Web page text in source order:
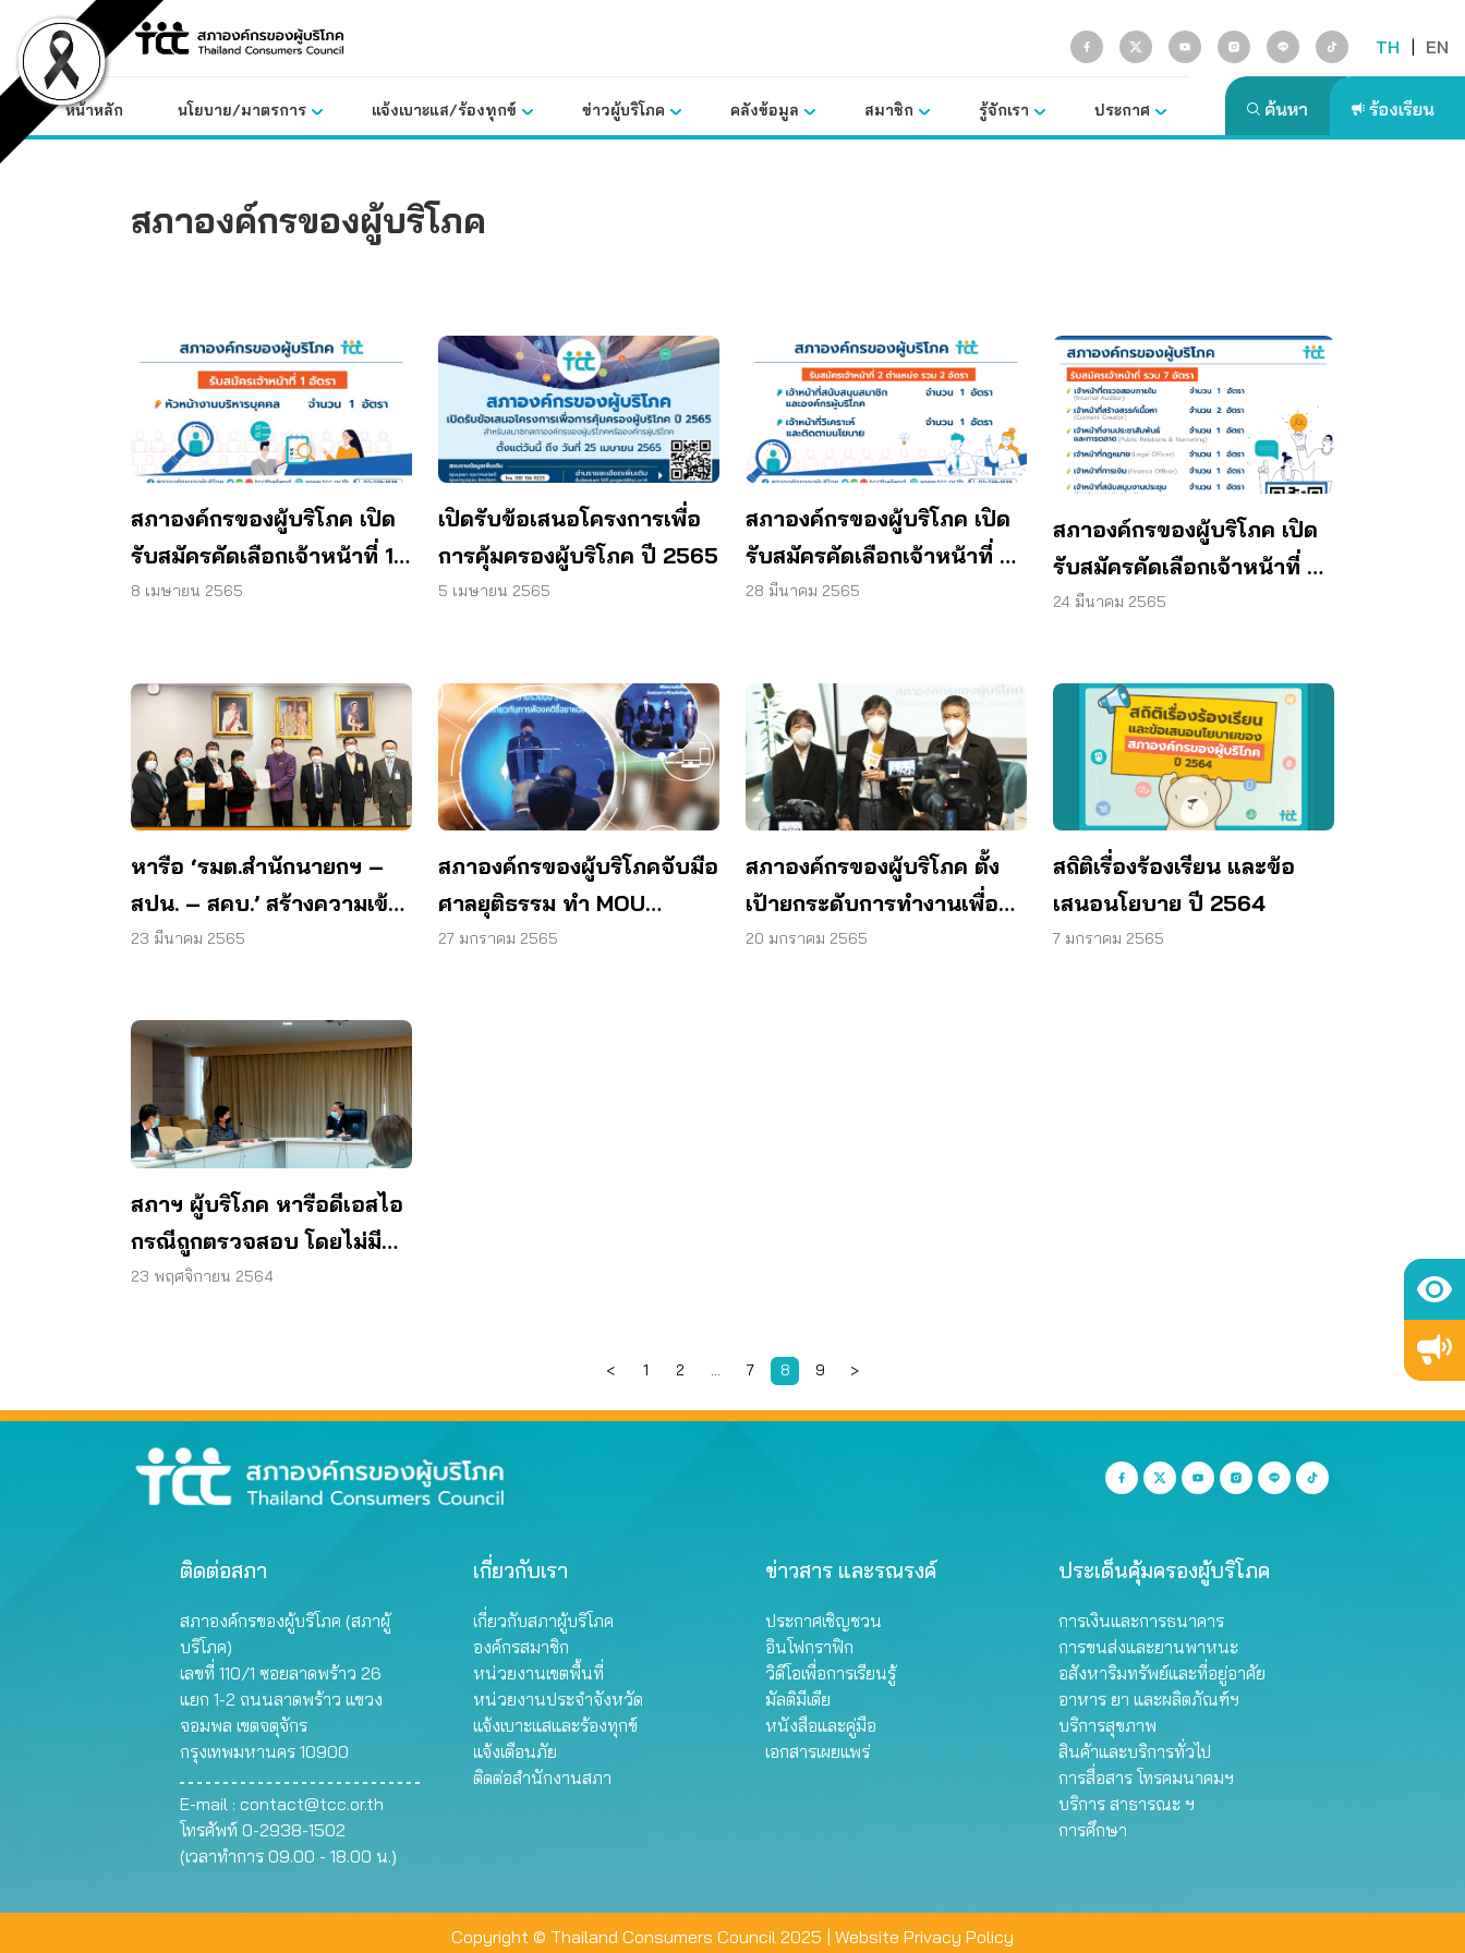
content
TH | EN
หน้าหลัก นโยบาย/มาตรการ แจ้งเบาะแส/ร้องทุกข์ ข่าวผู้บริโภค คลังข้อมูล สมาชิก รู้จักเรา ประกาศ
สภาองค์กรของผู้บริโภค
สภาองค์กรของผู้บริโภค เปิด
รับสมัครคัดเลือกเจ้าหน้าที่ 1
อัตรา
8 เมษายน 2565
เปิดรับข้อเสนอโครงการเพื่อ
การคุ้มครองผู้บริโภค ปี 2565
5 เมษายน 2565
สภาองค์กรของผู้บริโภค เปิด
รับสมัครคัดเลือกเจ้าหน้าที่ 2
ตำแหน่ง รวม 2 อัตรา
28 มีนาคม 2565
สภาองค์กรของผู้บริโภค เปิด
รับสมัครคัดเลือกเจ้าหน้าที่ 6
ตำแหน่ง 7 อัตรา
24 มีนาคม 2565
หารือ ‘รมต.สำนักนายกฯ –
สปน. – สคบ.’ สร้างความเข้ม
แข็งงานคุ้มครองผู้บริโภค
23 มีนาคม 2565
สภาองค์กรของผู้บริโภคจับมือ
ศาลยุติธรรม ทำ MOU
ประสานข้อมูล ดำเนินคดี
27 มกราคม 2565
สภาองค์กรของผู้บริโภค ตั้ง
เป้ายกระดับการทำงานเพื่อ
ประโยชน์สูงสุดในการ
20 มกราคม 2565
สถิติเรื่องร้องเรียน และข้อ
เสนอนโยบาย ปี 2564
7 มกราคม 2565
สภาฯ ผู้บริโภค หารือดีเอสไอ
กรณีถูกตรวจสอบ โดยไม่มี
หมายแจ้ง
23 พฤศจิกายน 2564
< 1 2 … 7 8 9 >
ติดต่อสภา
สภาองค์กรของผู้บริโภค (สภาผู้
บริโภค)
เลขที่ 110/1 ซอยลาดพร้าว 26
แยก 1-2 ถนนลาดพร้าว แขวง
จอมพล เขตจตุจักร
กรุงเทพมหานคร 10900
E-mail : contact@tcc.or.th
โทรศัพท์ 0-2938-1502
(เวลาทำการ 09.00 - 18.00 น.)
เกี่ยวกับเรา
เกี่ยวกับสภาผู้บริโภค
องค์กรสมาชิก
หน่วยงานเขตพื้นที่
หน่วยงานประจำจังหวัด
แจ้งเบาะแสและร้องทุกข์
แจ้งเตือนภัย
ติดต่อสำนักงานสภา
ข่าวสาร และรณรงค์
ประกาศเชิญชวน
อินโฟกราฟิก
วิดีโอเพื่อการเรียนรู้
มัลติมีเดีย
หนังสือและคู่มือ
เอกสารเผยแพร่
ประเด็นคุ้มครองผู้บริโภค
การเงินและการธนาคาร
การขนส่งและยานพาหนะ
อสังหาริมทรัพย์และที่อยู่อาศัย
อาหาร ยา และผลิตภัณฑ์ฯ
บริการสุขภาพ
สินค้าและบริการทั่วไป
การสื่อสาร โทรคมนาคมฯ
บริการ สาธารณะ ฯ
การศึกษา
Copyright © Thailand Consumers Council 2025 | Website Privacy Policy